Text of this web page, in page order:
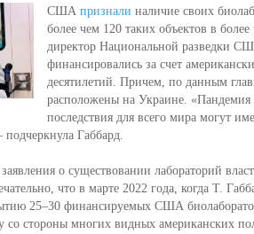
США признали наличие своих
более чем 120 таких объектов в
директор Национальной разведки
финансировались за счет
десятилетий. Причем, по данным
расположены на Украине. «Пандемия
последствия для всего мира могут
подчеркнула Габбард.
о существовании лабораторий
что в марте 2022 года, когда Т.
25–30 финансируемых США
со стороны многих видных американских